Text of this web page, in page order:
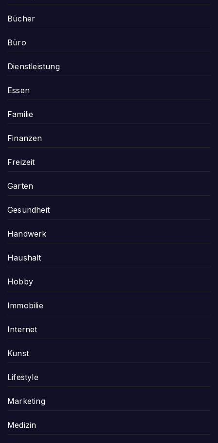
Bücher
Büro
Dienstleistung
Essen
Familie
Finanzen
Freizeit
Garten
Gesundheit
Handwerk
Haushalt
Hobby
Immobilie
Internet
Kunst
Lifestyle
Marketing
Medizin